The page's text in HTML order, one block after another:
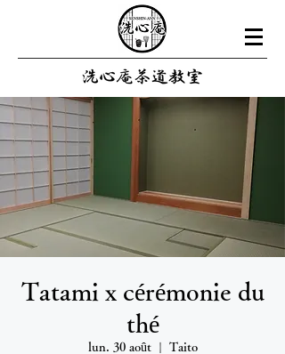
Tatami x cérémonie du
thé
lun. 30 août
  |
Taito